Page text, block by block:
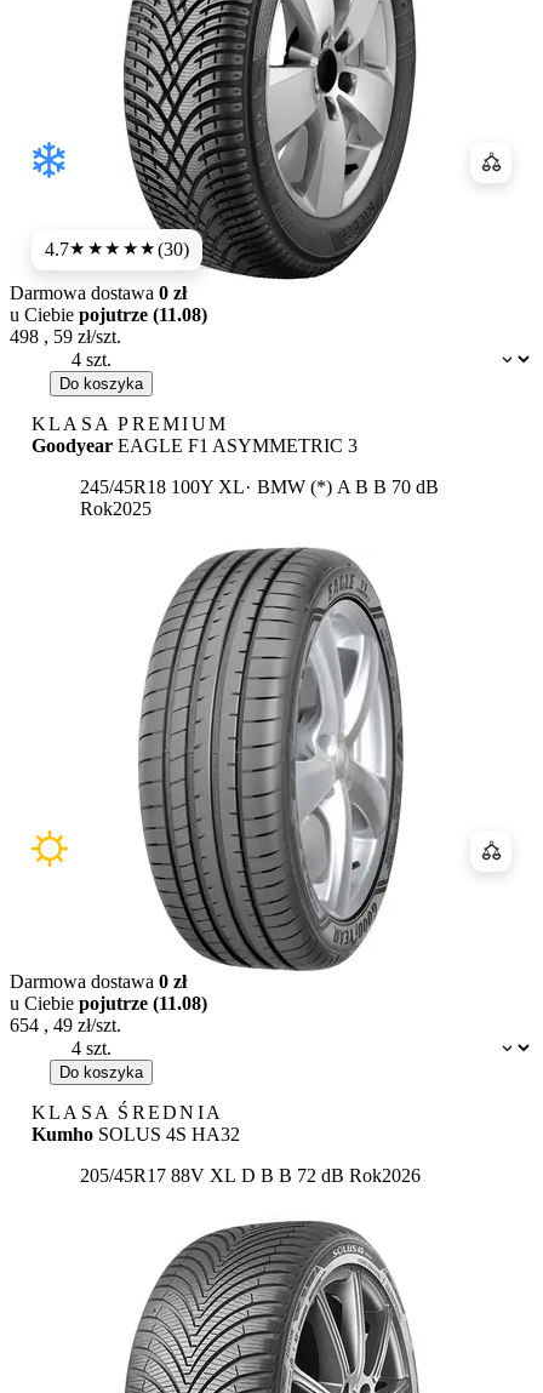
4.7★★★★★(30)
Dostępność:
Darmowa dostawa 0 zł
u Ciebie pojutrze (11.08)
498 , 59 zł/szt.
Do koszyka
KLASA PREMIUM
Goodyear EAGLE F1 ASYMMETRIC 3
245/45R18 100Y XL
BMW (*) Etykieta:
A B B 70 dB
Rok2025
Dostępność:
Darmowa dostawa 0 zł
u Ciebie pojutrze (11.08)
654 , 49 zł/szt.
Do koszyka
KLASA ŚREDNIA
Kumho SOLUS 4S HA32
205/45R17 88V XL Etykieta:
D B B 72 dB Rok2026